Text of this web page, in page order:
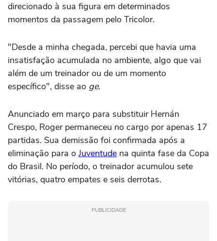
direcionado à sua figura em determinados
momentos da passagem pelo Tricolor.
"Desde a minha chegada, percebi que havia uma
insatisfação acumulada no ambiente, algo que vai
além de um treinador ou de um momento
específico", disse ao ge.
Anunciado em março para substituir Hernán
Crespo, Roger permaneceu no cargo por apenas 17
partidas. Sua demissão foi confirmada após a
eliminação para o Juventude na quinta fase da Copa
do Brasil. No período, o treinador acumulou sete
vitórias, quatro empates e seis derrotas.
PUBLICIDADE